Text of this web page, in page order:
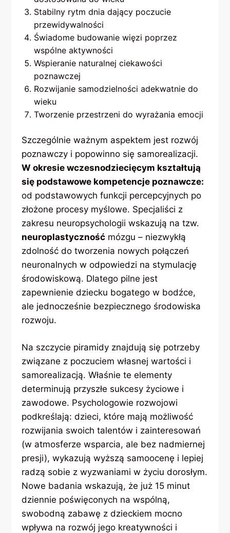
Stabilny rytm dnia dający poczucie
przewidywalności
Świadome budowanie więzi poprzez
wspólne aktywności
Wspieranie naturalnej ciekawości
poznawczej
Rozwijanie samodzielności adekwatnie do
wieku
Tworzenie przestrzeni do wyrażania emocji
Szczególnie ważnym aspektem jest rozwój
poznawczy i popowinno się samorealizacji.
W okresie wczesnodziecięcym kształtują
się podstawowe kompetencje poznawcze:
od podstawowych funkcji percepcyjnych po
złożone procesy myślowe. Specjaliści z
zakresu neuropsychologii wskazują na tzw.
neuroplastyczność mózgu – niezwykłą
zdolność do tworzenia nowych połączeń
neuronalnych w odpowiedzi na stymulację
środowiskową. Dlatego pilne jest
zapewnienie dziecku bogatego w bodźce,
ale jednocześnie bezpiecznego środowiska
rozwoju.
Na szczycie piramidy znajdują się potrzeby
związane z poczuciem własnej wartości i
samorealizacją. Właśnie te elementy
determinują przyszłe sukcesy życiowe i
zawodowe. Psychologowie rozwojowi
podkreślają: dzieci, które mają możliwość
rozwijania swoich talentów i zainteresowań
(w atmosferze wsparcia, ale bez nadmiernej
presji), wykazują wyższą samoocenę i lepiej
radzą sobie z wyzwaniami w życiu dorosłym.
Nowe badania wskazują, że już 15 minut
dziennie poświęconych na wspólną,
swobodną zabawę z dzieckiem mocno
wpływa na rozwój jego kreatywności i